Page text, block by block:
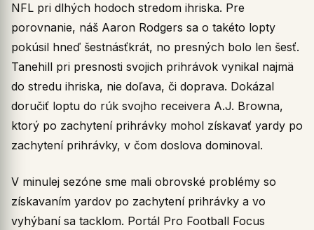
NFL pri dlhých hodoch stredom ihriska. Pre
porovnanie, náš Aaron Rodgers sa o takéto lopty
pokúsil hneď šestnásťkrát, no presných bolo len šesť.
Tanehill pri presnosti svojich prihrávok vynikal najmä
do stredu ihriska, nie doľava, či doprava. Dokázal
doručiť loptu do rúk svojho receivera A.J. Browna,
ktorý po zachytení prihrávky mohol získavať yardy po
zachytení prihrávky, v čom doslova dominoval.
V minulej sezóne sme mali obrovské problémy so
získavaním yardov po zachytení prihrávky a vo
vyhýbaní sa tacklom. Portál Pro Football Focus